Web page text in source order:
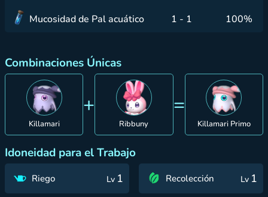
Mucosidad de Pal acuático
1 - 1 100%
Combinaciones Únicas
Killamari
+
Ribbuny
=
Killamari Primo
Idoneidad para el Trabajo
Riego Lv 1 Recolección Lv 1